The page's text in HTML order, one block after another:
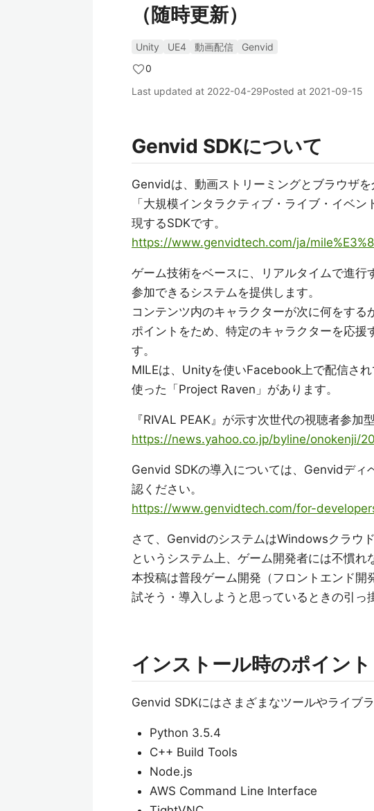
（随時更新）
Unity UE4 動画配信
Genvid
0
Last updated at 2022-04-29Posted at 2021-09-15
Genvid SDKについて
Genvidは、動画ストリーミングとブラウザ
「大規模インタラクティブ・ライブ・イベ
現するSDKです。
https://www.genvidtech.com/ja/
ゲーム技術をベースに、リアルタイムで進
参加できるシステムを提供します。
コンテンツ内のキャラクターが次に何をす
ポイントをため、特定のキャラクターを応援
す。
MILEは、Unityを使いFacebook上で配信さ
使った「Project Raven」があります。
『RIVAL PEAK』が示す次世代の視聴者参加
https://news.yahoo.co.jp/byline/onokenji/
Genvid SDKの導入については、Genvidディ
認ください。
https://www.genvidtech.com/for-
さて、GenvidのシステムはWindowsクラウ
というシステム上、ゲーム開発者には不慣れ
本投稿は普段ゲーム開発（フロントエンド
試そう・導入しようと思っているときの引っ
インストール時のポイント
Genvid SDKにはさまざまなツールやライブ
Python 3.5.4
C++ Build Tools
Node.js
AWS Command Line Interface